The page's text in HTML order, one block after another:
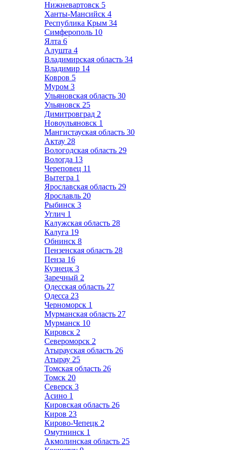
Нижневартовск 5
Ханты-Мансийск 4
Республика Крым 34
Симферополь 10
Ялта 6
Алушта 4
Владимирская область 34
Владимир 14
Ковров 5
Муром 3
Ульяновская область 30
Ульяновск 25
Димитровград 2
Новоульяновск 1
Мангистауская область 30
Актау 28
Вологодская область 29
Вологда 13
Череповец 11
Вытегра 1
Ярославская область 29
Ярославль 20
Рыбинск 3
Углич 1
Калужская область 28
Калуга 19
Обнинск 8
Пензенская область 28
Пенза 16
Кузнецк 3
Заречный 2
Одесская область 27
Одесса 23
Черноморск 1
Мурманская область 27
Мурманск 10
Кировск 2
Североморск 2
Атырауская область 26
Атырау 25
Томская область 26
Томск 20
Северск 3
Асино 1
Кировская область 26
Киров 23
Кирово-Чепецк 2
Омутнинск 1
Акмолинская область 25